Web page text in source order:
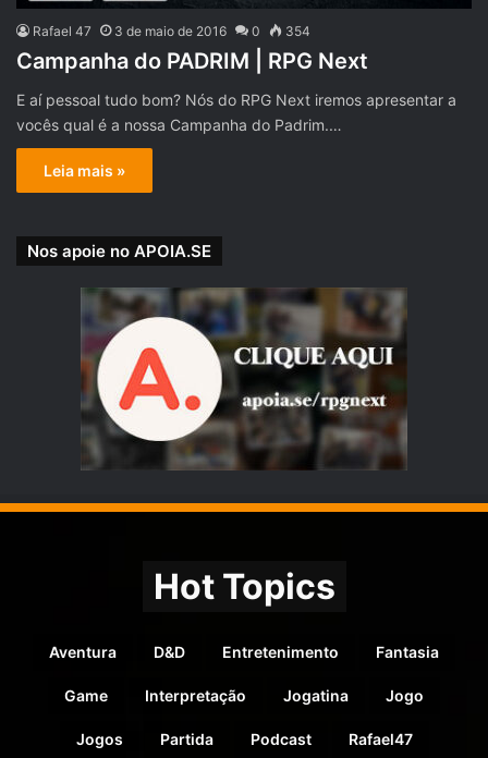
Rafael 47 3 de maio de 2016 0 354
Campanha do PADRIM | RPG Next
E aí pessoal tudo bom? Nós do RPG Next iremos apresentar a
vocês qual é a nossa Campanha do Padrim.…
Leia mais »
Nos apoie no APOIA.SE
Hot Topics
Aventura D&D Entretenimento Fantasia
Game Interpretação Jogatina Jogo
Jogos Partida Podcast Rafael47